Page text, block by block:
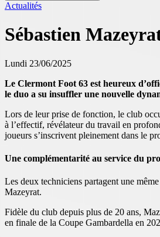
Actualités
Sébastien
Lundi 23/06/2025
Le Clermont Foot 63 est heureux
le duo a su insuffler une nouvelle
Lors de leur prise de fonction, le club
à l’effectif, révélateur du travail en
joueurs s’inscrivent pleinement dans le
Une complémentarité au service du
Les deux techniciens partagent une
Mazeyrat.
Fidèle du club depuis plus de 20 ans,
en finale de la Coupe Gambardella en